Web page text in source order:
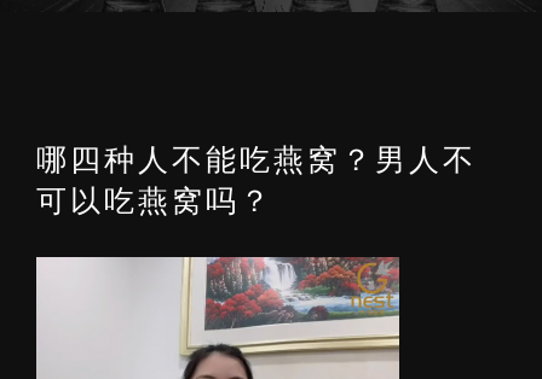
哪四种人不能吃燕窝？男人不
可以吃燕窝吗？